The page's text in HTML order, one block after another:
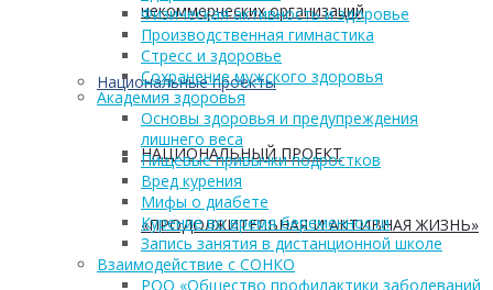
некоммерческих организаций
Национальные проекты
НАЦИОНАЛЬНЫЙ ПРОЕКТ
«ПРОДОЛЖИТЕЛЬНАЯ И АКТИВНАЯ ЖИЗНЬ»
Физическая активность и здоровье
Производственная гимнастика
Стресс и здоровье
Сохранение мужского здоровья
Академия здоровья
Основы здоровья и предупреждения
лишнего веса
Пищевые привычки подростков
Вред курения
Мифы о диабете
Курение во время беременности
Запись занятия в дистанционной школе
Взаимодействие с СОНКО
РОО «Общество профилактики заболеваний